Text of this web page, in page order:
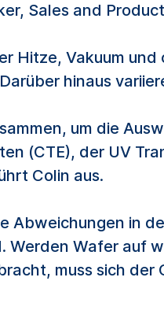
Sales and
Hitze, Vakuum
hinaus
um die
(CTE), der UV
Colin aus.
Abweichungen in
Werden Wafer auf
muss sich